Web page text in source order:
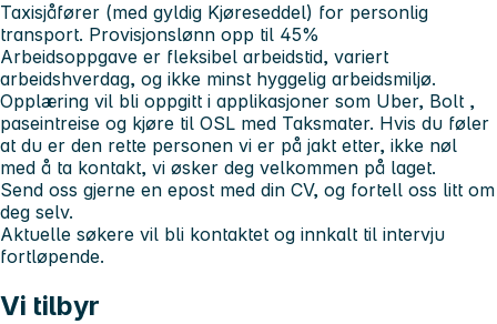
Taxisjåfører (med gyldig Kjøreseddel) for personlig
transport. Provisjonslønn opp til 45%
Arbeidsoppgave er fleksibel arbeidstid, variert
arbeidshverdag, og ikke minst hyggelig arbeidsmiljø.
Opplæring vil bli oppgitt i applikasjoner som Uber, Bolt ,
paseintreise og kjøre til OSL med Taksmater. Hvis du føler
at du er den rette personen vi er på jakt etter, ikke nøl
med å ta kontakt, vi øsker deg velkommen på laget.
Send oss gjerne en epost med din CV, og fortell oss litt om
deg selv.
Aktuelle søkere vil bli kontaktet og innkalt til intervju
fortløpende.
Vi tilbyr